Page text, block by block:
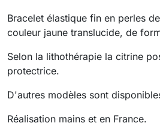
Bracelet élastique fin en perles
couleur jaune translucide, de
Selon la lithothérapie la citrine
protectrice.
D'autres modèles sont
Réalisation mains et en France.